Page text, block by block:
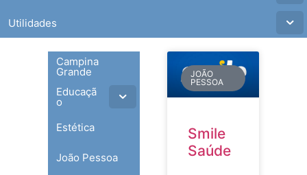
Utilidades
Campina
Grande
Educaçã
o
Estética
João Pessoa
JOÃO
PESSOA
Smile
Saúde